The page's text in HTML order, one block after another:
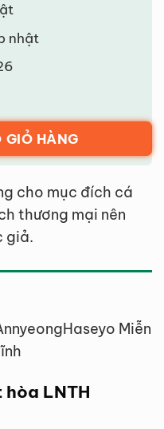
nhật
GIỎ HÀNG
cho mục đích cá
thương mại nên
giả.
Miễn
LNTH